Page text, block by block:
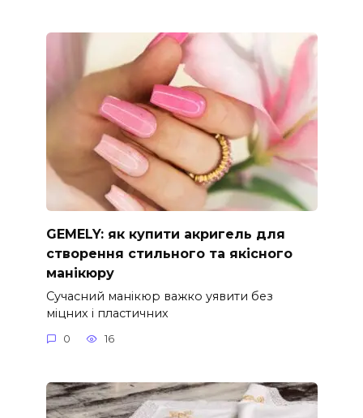
GEMELY: як купити акригель для
створення стильного та якісного
манікюру
Сучасний манікюр важко уявити без
міцних і пластичних
0 16